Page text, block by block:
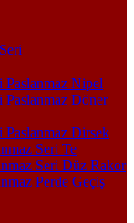
Paslanmaz Nipel
Döner
Paslanmaz Dirsek
Seri Te
Seri Düz Rakor
Perde Geçiş